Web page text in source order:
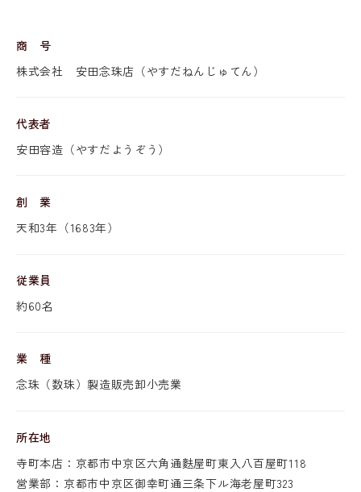
商 号
株式会社 安田念珠店（やすだねんじゅてん）
代表者
安田容造（やすだようぞう）
創 業
天和3年（1683年）
従業員
約60名
業 種
念珠（数珠）製造販売卸小売業
所在地
寺町本店：京都市中京区六角通麩屋町東入八百屋町118
営業部：京都市中京区御幸町通三条下ル海老屋町323